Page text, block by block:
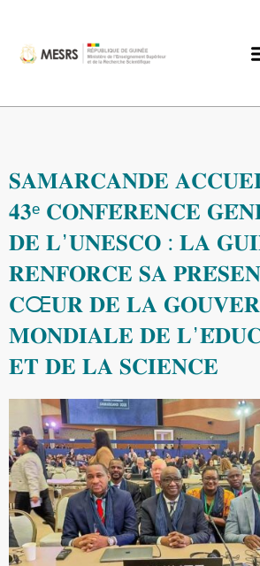
𝐒𝐀𝐌𝐀𝐑𝐂𝐀𝐍𝐃𝐄
𝟒𝟑ᵉ 𝐂𝐎𝐍𝐅𝐄́𝐑𝐄𝐍𝐂𝐄
𝐃𝐄 𝐋’𝐔𝐍𝐄𝐒𝐂𝐎 : 𝐋𝐀
𝐑𝐄𝐍𝐅𝐎𝐑𝐂𝐄 𝐒𝐀
𝐂Œ𝐔𝐑 𝐃𝐄 𝐋𝐀
𝐌𝐎𝐍𝐃𝐈𝐀𝐋𝐄 𝐃𝐄
𝐄𝐓 𝐃𝐄 𝐋𝐀 𝐒𝐂𝐈𝐄𝐍𝐂𝐄